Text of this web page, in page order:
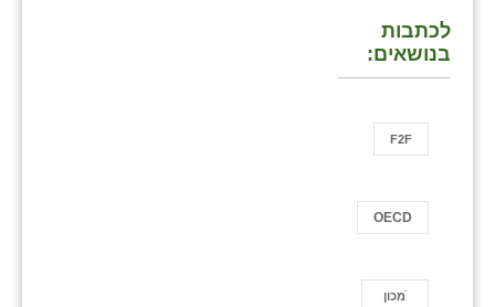
לכתבות
בנושאים:
F2F
OECD
ֿמכון